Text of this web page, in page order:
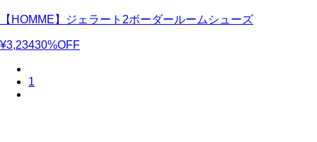
【HOMME】ジェラート2ボーダールームシューズ
¥3,23430%OFF
1